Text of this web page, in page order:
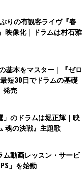
りの有観客ライヴ『春
映像化｜ドラムは村石雅
基本をマスター｜『ゼロ
短30日でドラムの基礎
発売
」のドラムは堀正輝｜映
魂の決戦』主題歌
ム動画レッスン・サービ
」を始動